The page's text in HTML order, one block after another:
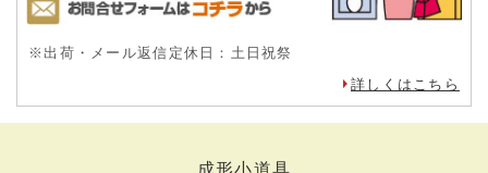
※出荷・メール返信定休日：土日祝祭
詳しくはこちら